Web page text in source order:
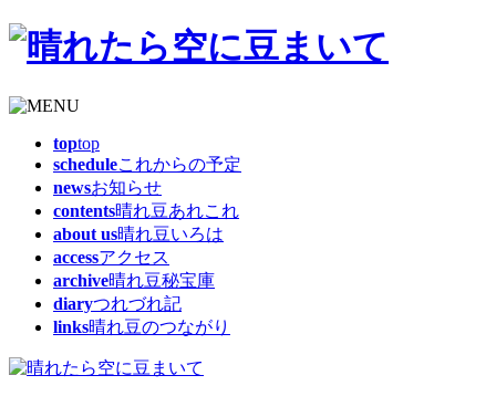
toptop
scheduleこれからの予定
newsお知らせ
contents晴れ豆あれこれ
about us晴れ豆いろは
accessアクセス
archive晴れ豆秘宝庫
diaryつれづれ記
links晴れ豆のつながり